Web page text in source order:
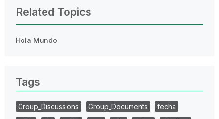
Related Topics
Hola Mundo
Tags
Group_Discussions Group_Documents
fecha